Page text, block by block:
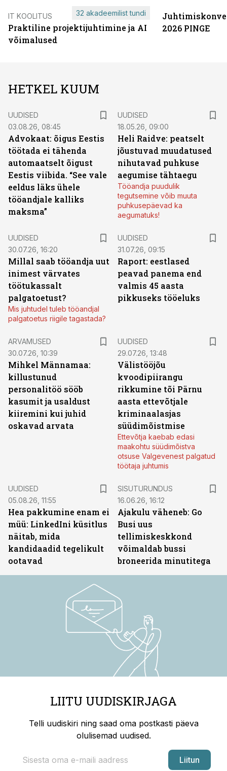
IT KOOLITUS
Praktiline projektijuhtimine ja AI
võimalused
32 akadeemilist tundi
2026 PINGE
HETKEL KUUM
UUDISED
03.08.26, 08:45
Advokaat: õigus Eestis
töötada ei tähenda
automaatselt õigust
Eestis viibida. “See vale
eeldus läks ühele
tööandjale kalliks
maksma”
UUDISED
18.05.26, 09:00
Heli Raidve: peatselt
jõustuvad muudatused
nihutavad puhkuse
aegumise tähtaegu
Tööandja puudulik
tegutsemine võib muuta
puhkusepäevad ka
aegumatuks!
UUDISED
30.07.26, 16:20
Millal saab tööandja uut
inimest värvates
töötukassalt
palgatoetust?
Mis juhtudel tuleb tööandjal
palgatoetus riigile tagastada?
UUDISED
31.07.26, 09:15
Raport: eestlased
peavad panema end
valmis 45 aasta
pikkuseks tööeluks
ARVAMUSED
30.07.26, 10:39
Mihkel Männamaa:
killustunud
personalitöö sööb
kasumit ja usaldust
kiiremini kui juhid
oskavad arvata
UUDISED
29.07.26, 13:48
Välistööjõu
kvoodipiirangu
rikkumine tõi Pärnu
aasta ettevõtjale
kriminaalasjas
süüdimõistmise
Ettevõtja kaebab edasi
maakohtu süüdimõistva
otsuse Valgevenest palgatud
töötaja juhtumis
UUDISED
05.08.26, 11:55
Hea pakkumine enam ei
müü: LinkedIni küsitlus
näitab, mida
kandidaadid tegelikult
ootavad
SISUTURUNDUS
16.06.26, 16:12
Ajakulu väheneb: Go
Busi uus
tellimiskeskkond
võimaldab bussi
broneerida minutitega
LIITU UUDISKIRJAGA
Telli uudiskiri ning saad oma postkasti päeva
olulisemad uudised.
Liitun